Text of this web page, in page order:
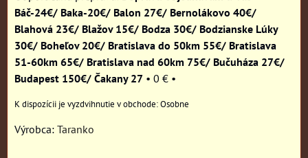
Báč-24€/ Baka-20€/ Balon 27€/ Bernolákovo 40€/
Blahová 23€/ Blažov 15€/ Bodza 30€/ Bodzianske Lúky
30€/ Boheľov 20€/ Bratislava do 50km 55€/ Bratislava
51-60km 65€/ Bratislava nad 60km 75€/ Bučuháza 27€/
Budapest 150€/ Čakany 27 • 0 € •
Osobne
Výrobca: Taranko